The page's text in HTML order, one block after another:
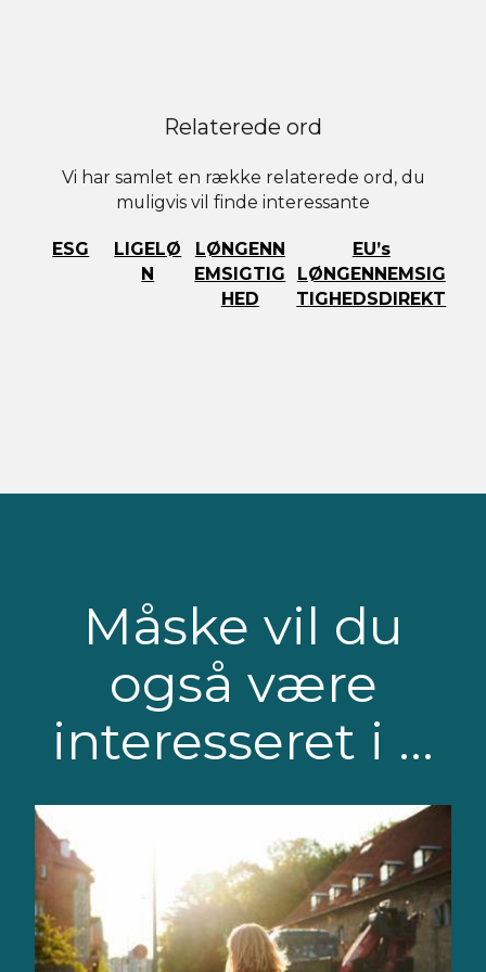
Relaterede ord
Vi har samlet en række relaterede ord, du
muligvis vil finde interessante
ESG
LIGELØ
N
LØNGENN
EMSIGTIG
HED
EU’s
LØNGENNEMSIG
TIGHEDSDIREKT
Måske vil du
også være
interesseret i ...